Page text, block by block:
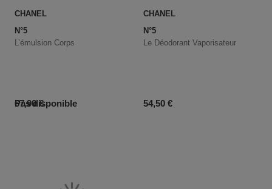
Pas disponible
CHANEL
N°5
L’émulsion Corps
Prix du produit
67,90 €
CHANEL
N°5
Le Déodorant Vaporisateur
Prix du produit
54,50 €